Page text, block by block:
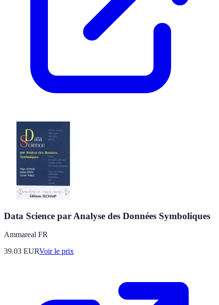
Data Science par Analyse des Données Symboliques
Ammareal FR
39.03 EURVoir le prix